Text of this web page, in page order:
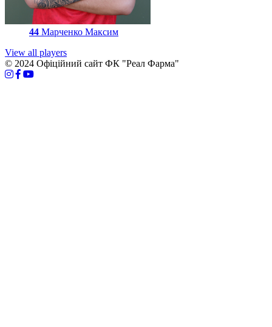
44 Марченко Максим
View all players
© 2024 Офіційний сайт ФК "Реал Фарма"